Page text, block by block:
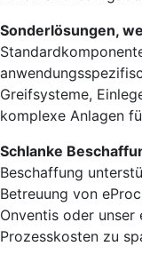
Sonderlösungen,
Greifsysteme,
komplexe Anlagen
Schlanke
Beschaffung
Betreuung von
Onventis oder unser
Prozesskosten zu